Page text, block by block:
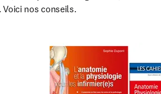
nos conseils.